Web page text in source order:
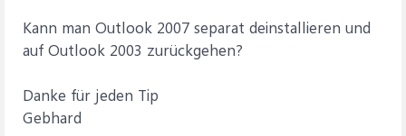
Kann man Outlook 2007 separat deinstallieren und
auf Outlook 2003 zurückgehen?
Danke für jeden Tip
Gebhard